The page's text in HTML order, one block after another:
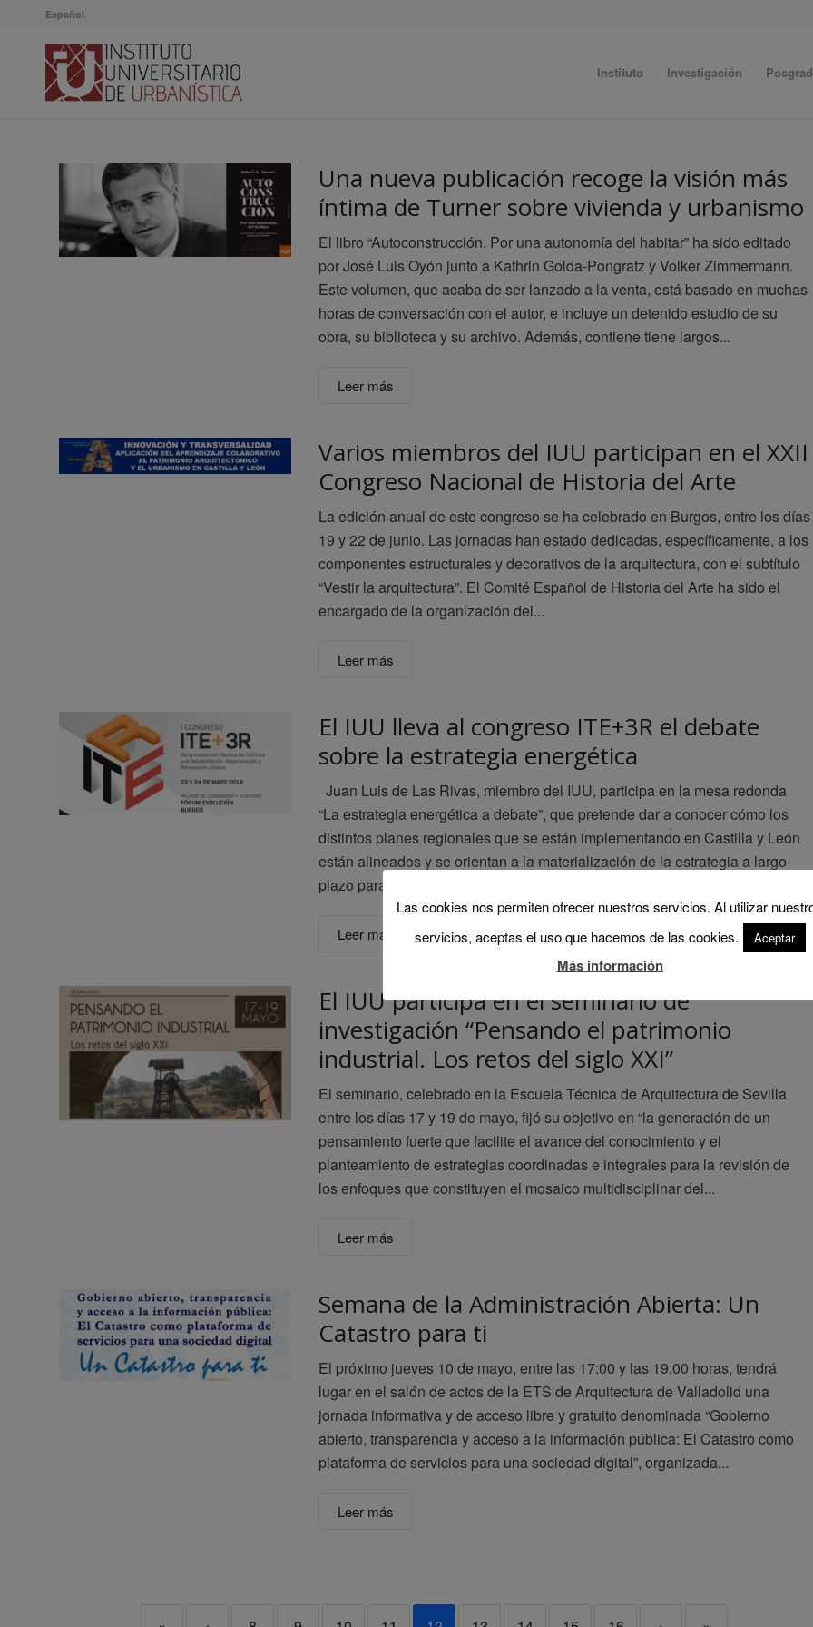
Español
Instituto Investigación
Una nueva publicación recoge la visión más
íntima de Turner sobre vivienda y urbanismo
El libro “Autoconstrucción. Por una autonomía del habitar” ha sido editado
por José Luis Oyón junto a Kathrin Golda-Pongratz y Volker Zimmermann.
Este volumen, que acaba de ser lanzado a la venta, está basado en muchas
horas de conversación con el autor, e incluye un detenido estudio de su
obra, su biblioteca y su archivo. Además, contiene tiene largos...
Leer más
Varios miembros del IUU participan en el XXII
Congreso Nacional de Historia del Arte
La edición anual de este congreso se ha celebrado en Burgos, entre los días
19 y 22 de junio. Las jornadas han estado dedicadas, específicamente, a los
componentes estructurales y decorativos de la arquitectura, con el subtítulo
“Vestir la arquitectura”. El Comité Español de Historia del Arte ha sido el
encargado de la organización del...
Leer más
El IUU lleva al congreso ITE+3R el debate
sobre la estrategia energética
Juan Luis de Las Rivas, miembro del IUU, participa en la mesa redonda
“La estrategia energética a debate”, que pretende dar a conocer cómo los
distintos planes regionales que se están implementando en Castilla y León
están alineados y se orientan a la materialización de la estrategia a largo
plazo para la rehabilitación energética en...
Leer más
El IUU participa en el seminario de
investigación “Pensando el patrimonio
industrial. Los retos del siglo XXI”
El seminario, celebrado en la Escuela Técnica de Arquitectura de Sevilla
entre los días 17 y 19 de mayo, fijó su objetivo en “la generación de un
pensamiento fuerte que facilite el avance del conocimiento y el
planteamiento de estrategias coordinadas e integrales para la revisión de
los enfoques que constituyen el mosaico multidisciplinar del...
Leer más
Semana de la Administración Abierta: Un
Catastro para ti
El próximo jueves 10 de mayo, entre las 17:00 y las 19:00 horas, tendrá
lugar en el salón de actos de la ETS de Arquitectura de Valladolid una
jornada informativa y de acceso libre y gratuito denominada “Gobierno
abierto, transparencia y acceso a la información pública: El Catastro como
plataforma de servicios para una sociedad digital”, organizada...
Leer más
Las cookies nos permiten ofrecer nuestros servicios. Al utilizar
servicios, aceptas el uso que hacemos de las cookies.
Aceptar
Más información